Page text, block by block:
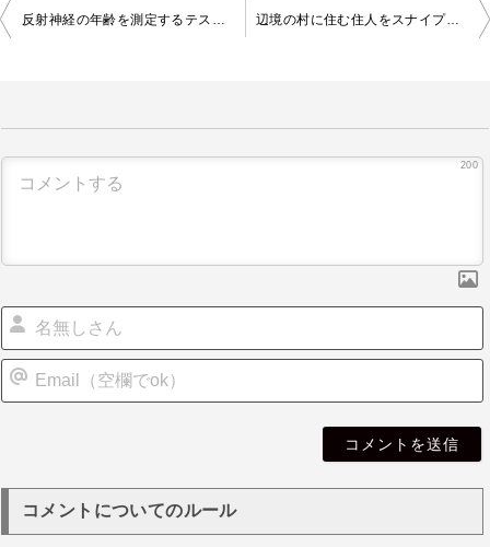
投
稿
ー
シ
反射神経の年齢を測定するテストゲーム | The Reaction Time Test 辺境の村に住む住人をスナイプする射撃ゲーム | Sniper 3D
200
コメントについてのルール